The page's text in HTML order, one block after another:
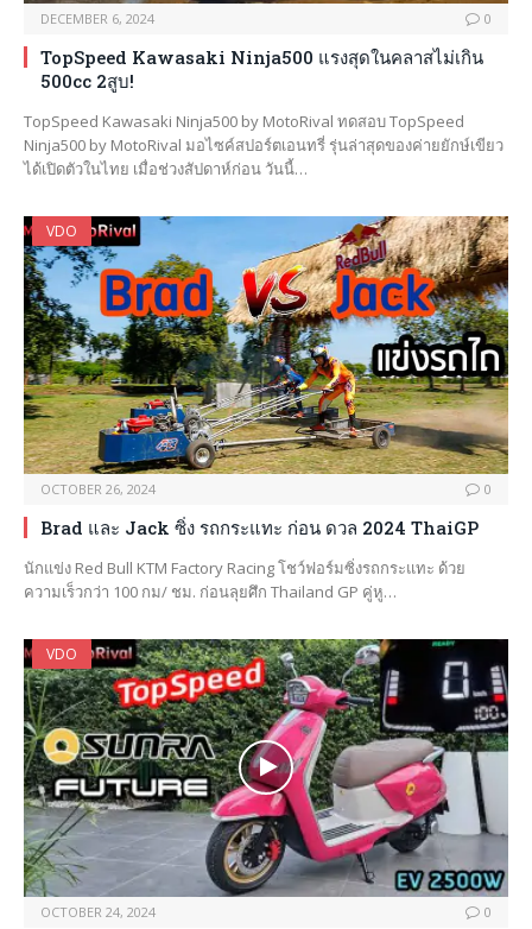
DECEMBER 6, 2024 0
TopSpeed Kawasaki Ninja500 แรงสุดในคลาสไม่เกิน
500cc 2สูบ!
TopSpeed Kawasaki Ninja500 by MotoRival ทดสอบ TopSpeed
Ninja500 by MotoRival มอไซค์สปอร์ตเอนทรี่ รุ่นล่าสุดของค่ายยักษ์เขียว
ได้เปิดตัวในไทย เมื่อช่วงสัปดาห์ก่อน วันนี้…
VDO
OCTOBER 26, 2024 0
Brad และ Jack ซิ่ง รถกระแทะ ก่อน ดวล 2024 ThaiGP
นักแข่ง Red Bull KTM Factory Racing โชว์ฟอร์มซิ่งรถกระแทะ ด้วย
ความเร็วกว่า 100 กม/ ชม. ก่อนลุยศึก Thailand GP คู่หู…
VDO
OCTOBER 24, 2024 0